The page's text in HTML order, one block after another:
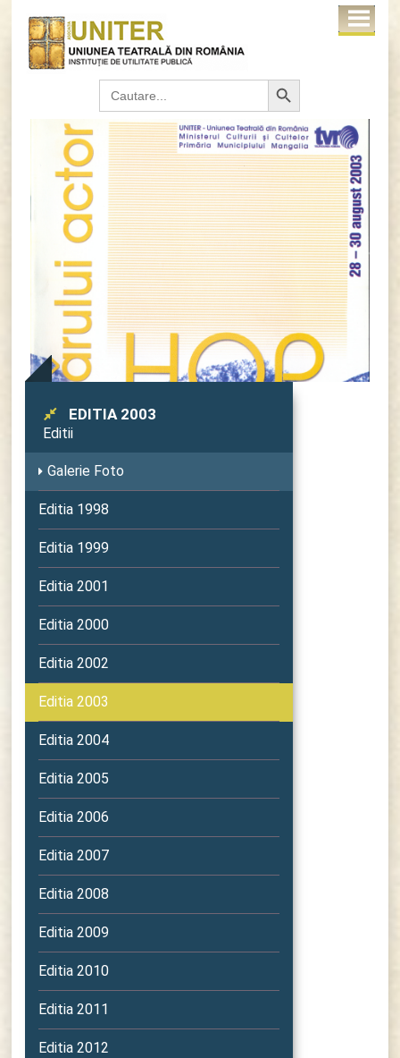
Search
for:
Search Button
EDITIA 2003
Editii
Galerie Foto
Editia 1998
Editia 1999
Editia 2001
Editia 2000
Editia 2002
Editia 2003
Editia 2004
Editia 2005
Editia 2006
Editia 2007
Editia 2008
Editia 2009
Editia 2010
Editia 2011
Editia 2012